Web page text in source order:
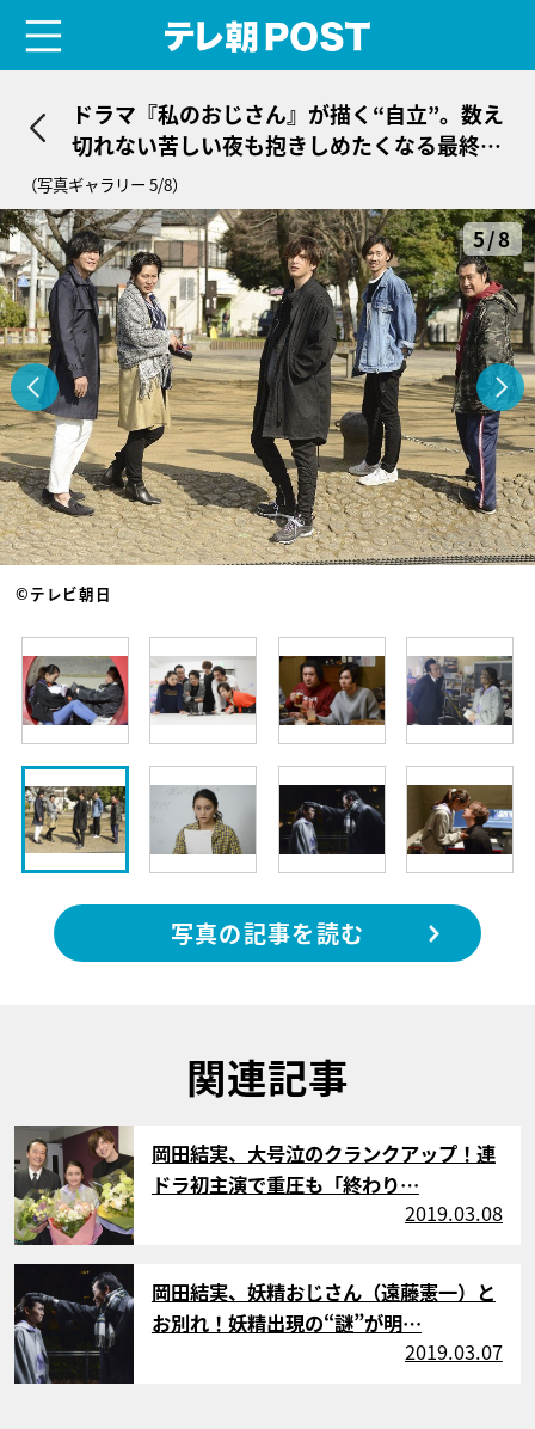
ドラマ『私のおじさん』が描く“自立”。数え
切れない苦しい夜も抱きしめたくなる最終回
に
（写真ギャラリー 5/8）
5/8
©テレビ朝日
写真の記事を読む
関連記事
サムネイル
岡田結実、大号泣のクランクアップ！連
ドラ初主演で重圧も「終わり…
2019.03.08
サムネイル
岡田結実、妖精おじさん（遠藤憲一）と
お別れ！妖精出現の“謎”が明…
2019.03.07